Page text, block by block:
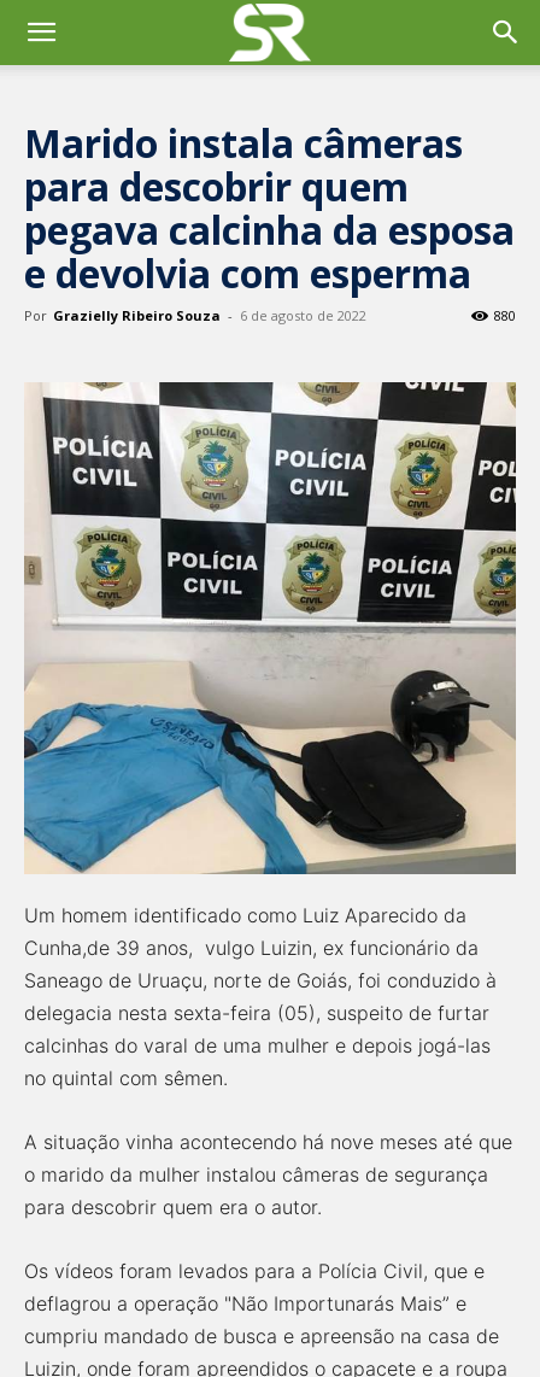
Marido instala câmeras
para descobrir quem
pegava calcinha da esposa
e devolvia com esperma
Por Grazielly Ribeiro Souza - 6 de agosto de 2022 880
Um homem identificado como Luiz Aparecido da
Cunha,de 39 anos, vulgo Luizin, ex funcionário da
Saneago de Uruaçu, norte de Goiás, foi conduzido à
delegacia nesta sexta-feira (05), suspeito de furtar
calcinhas do varal de uma mulher e depois jogá-las
no quintal com sêmen.
A situação vinha acontecendo há nove meses até que
o marido da mulher instalou câmeras de segurança
para descobrir quem era o autor.
Os vídeos foram levados para a Polícia Civil, que e
deflagrou a operação "Não Importunarás Mais” e
cumpriu mandado de busca e apreensão na casa de
Luizin, onde foram apreendidos o capacete e a roupa